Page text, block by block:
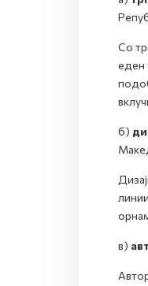
Со
еден
б)
в)